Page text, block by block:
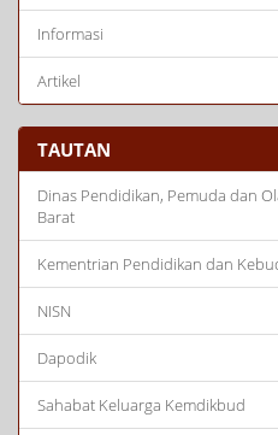
Informasi
Artikel
TAUTAN
Dinas Pendidikan, Pemuda dan
Barat
Kementrian Pendidikan dan
NISN
Dapodik
Sahabat Keluarga Kemdikbud